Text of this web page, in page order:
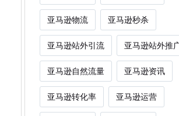
亚马逊物流 亚马逊秒杀
亚马逊站外引流 亚马逊站外推
亚马逊自然流量 亚马逊资讯
亚马逊转化率 亚马逊运营